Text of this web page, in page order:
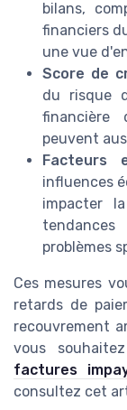
bilans,
financiers
une vue
Score de
du risque
financière
peuvent
Facteurs
influences
impacter
problèmes
Ces mesures
retards de
recouvrement
vous
factures
consultez cet